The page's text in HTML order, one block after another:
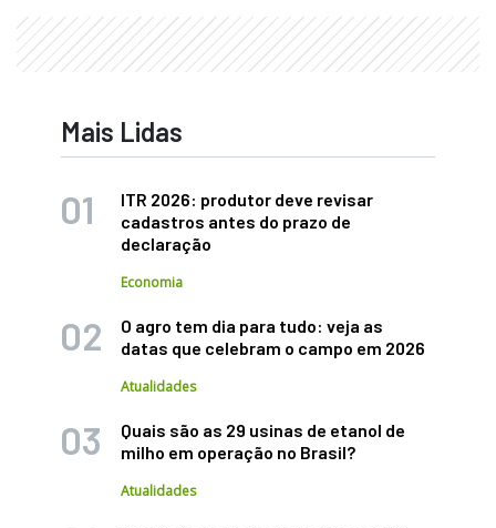
Mais Lidas
ITR 2026: produtor deve revisar
cadastros antes do prazo de
declaração
Economia
O agro tem dia para tudo: veja as
datas que celebram o campo em 2026
Atualidades
Quais são as 29 usinas de etanol de
milho em operação no Brasil?
Atualidades